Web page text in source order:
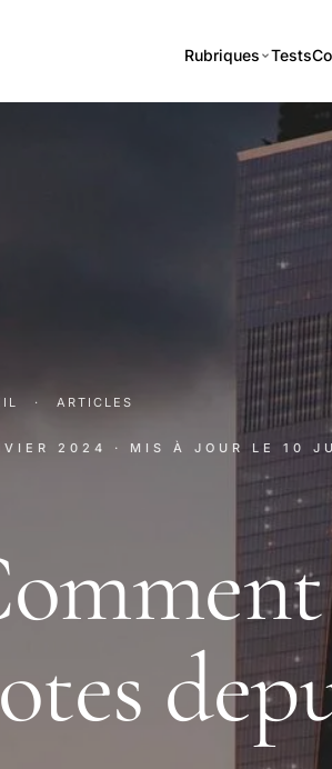
Rubriques Tests
· ARTICLES
2024 · MIS À JOUR LE 10